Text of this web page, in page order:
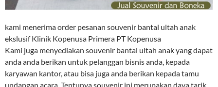
kami menerima order pesanan souvenir bantal ultah anak
ekslusif Klinik Kopenusa Primera PT Kopenusa
Kami juga menyediakan souvenir bantal ultah anak yang dapat
anda anda berikan untuk pelanggan bisnis anda, kepada
karyawan kantor, atau bisa juga anda berikan kepada tamu
undangan acara. Tentunya souvenir ini merupakan daya tarik